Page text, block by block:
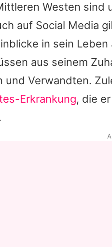
Westen sind
auf Social Media
in sein
aus seinem
und Verwandten.
Erkrankung, die